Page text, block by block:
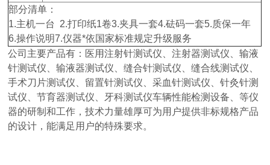
部分清单：
1.主机一台 2.打印纸1卷3.夹具一套4.砝码一套5.质保一年
6.操作说明7.仪器*依国家标准规定升级服务
公司主要产品有：医用注射针测试仪、注射器测试仪、输液
针测试仪、输液器测试仪、缝合针测试仪、缝合线测试仪、
手术刀片测试仪、留置针测试仪、采血针测试仪、针灸针测
试仪、节育器测试仪、牙科测试仪车辆性能检测设备、等仪
器的研制和工作，技术力量雄厚可为用户提供非标规格产品
的设计，能满足用户的特殊要求。